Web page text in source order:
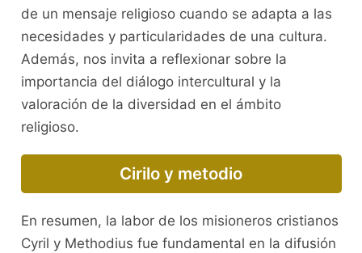
de un mensaje religioso cuando se adapta a las
necesidades y particularidades de una cultura.
Además, nos invita a reflexionar sobre la
importancia del diálogo intercultural y la
valoración de la diversidad en el ámbito
religioso.
Cirilo y metodio
En resumen, la labor de los misioneros cristianos
Cyril y Methodius fue fundamental en la difusión